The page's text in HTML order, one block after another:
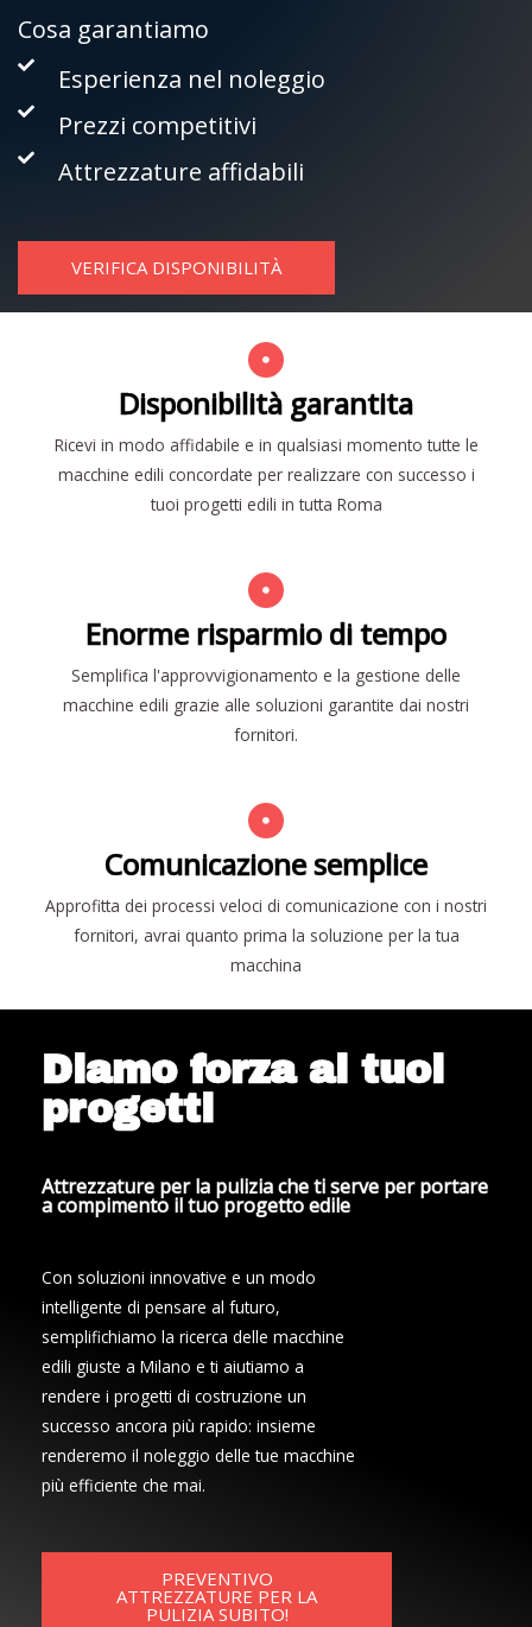
Cosa garantiamo
Esperienza nel noleggio
Prezzi competitivi
Attrezzature affidabili
VERIFICA DISPONIBILITÀ
Disponibilità garantita
Ricevi in modo affidabile e in qualsiasi momento tutte le
macchine edili concordate per realizzare con successo i
tuoi progetti edili in tutta Roma
Enorme risparmio di tempo
Semplifica l'approvvigionamento e la gestione delle
macchine edili grazie alle soluzioni garantite dai nostri
fornitori.
Comunicazione semplice
Approfitta dei processi veloci di comunicazione con i nostri
fornitori, avrai quanto prima la soluzione per la tua
macchina
Diamo forza ai tuoi
progetti
Attrezzature per la pulizia che ti serve per portare
a compimento il tuo progetto edile
Con soluzioni innovative e un modo
intelligente di pensare al futuro,
semplifichiamo la ricerca delle macchine
edili giuste a Milano e ti aiutiamo a
rendere i progetti di costruzione un
successo ancora più rapido: insieme
renderemo il noleggio delle tue macchine
più efficiente che mai.
PREVENTIVO
ATTREZZATURE PER LA
PULIZIA SUBITO!